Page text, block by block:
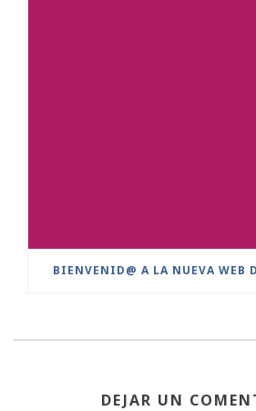
BIENVENID@ A LA NUEVA WEB
DEJAR UN